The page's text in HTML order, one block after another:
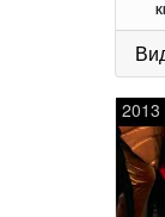
2013